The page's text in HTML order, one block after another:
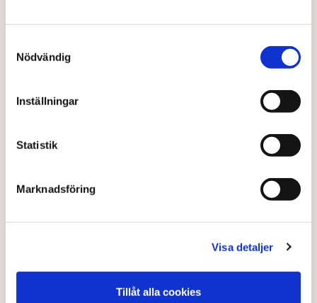
Nödvändig
Inställningar
Statistik
Marknadsföring
Visa detaljer
Tillåt alla cookies
myndigheter
Regeringen vill riva sekretessen mellan alla landets
1 year ago | Av: TT